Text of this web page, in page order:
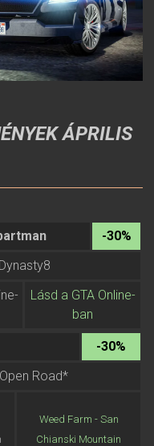
ÁPRILIS
-30%
Dynasty8
Lásd a GTA Online-
ban
-30%
Road*
Weed Farm - San
Chianski Mountain